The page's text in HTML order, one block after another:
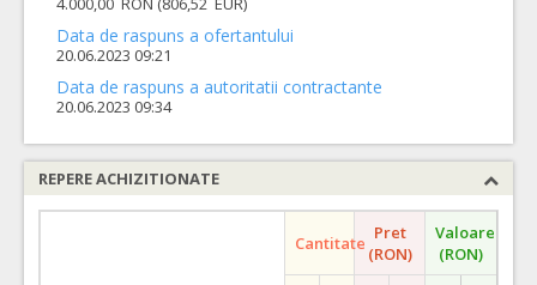
Data de raspuns a ofertantului
20.06.2023 09:21
Data de raspuns a autoritatii contractante
20.06.2023 09:34
REPERE ACHIZITIONATE
Cantitate Pret
(RON)
Valoare
(RON)